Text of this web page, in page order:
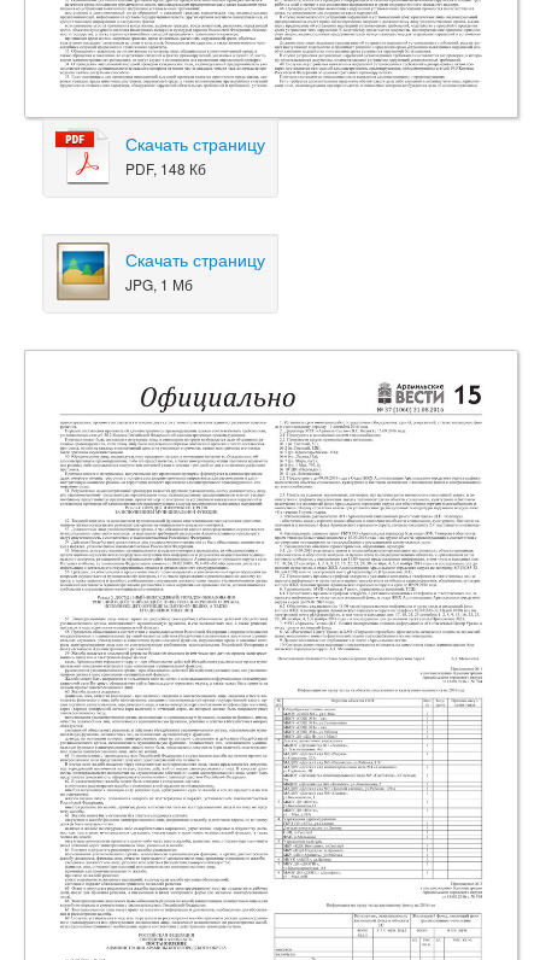
Скачать страницу
PDF, 148 Кб
Скачать страницу
JPG, 1 Мб